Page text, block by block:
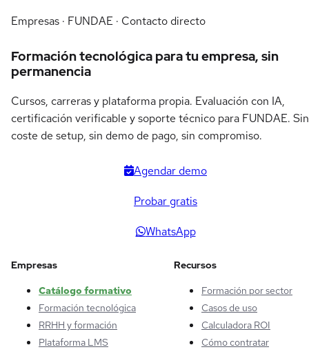
Empresas · FUNDAE · Contacto directo
Formación tecnológica para tu empresa, sin
permanencia
Cursos, carreras y plataforma propia. Evaluación con IA,
certificación verificable y soporte técnico para FUNDAE. Sin
coste de setup, sin demo de pago, sin compromiso.
Agendar demo
Probar gratis
WhatsApp
Empresas
Catálogo formativo
Formación tecnológica
RRHH y formación
Plataforma LMS
Recursos
Formación por sector
Casos de uso
Calculadora ROI
Cómo contratar